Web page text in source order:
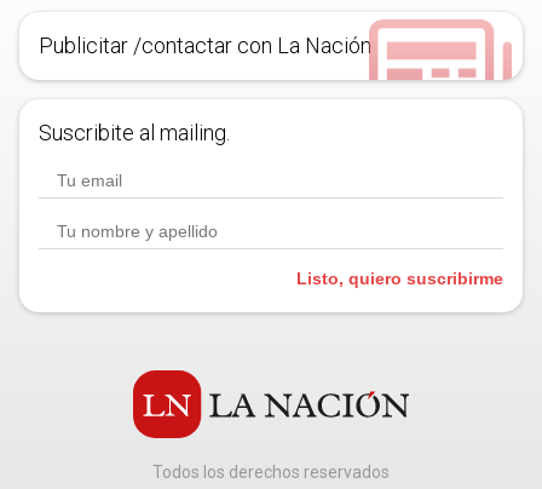
Publicitar /contactar con La Nación
Suscribite al mailing.
Listo, quiero suscribirme
Todos los derechos reservados